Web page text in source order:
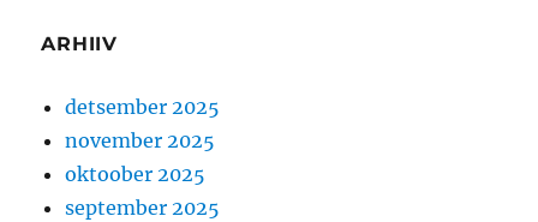
ARHIIV
detsember 2025
november 2025
oktoober 2025
september 2025